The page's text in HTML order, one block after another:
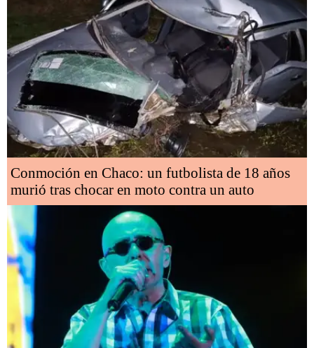
Conmoción en Chaco: un futbolista de 18 años
murió tras chocar en moto contra un auto